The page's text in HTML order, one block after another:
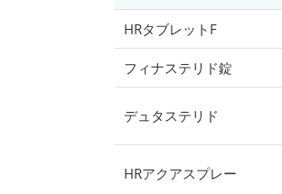
HRタブレットF
フィナステリド錠
デュタステリド
HRアクアスプレー